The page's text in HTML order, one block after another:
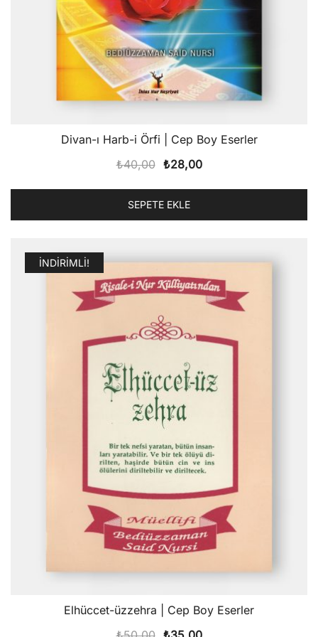
Divan-ı Harb-i Örfi | Cep Boy Eserler
₺40,00 Orijinal
₺40,00.
₺28,00Şu
₺28,00.
SEPETE EKLE
İNDIRIMLI!
Elhüccet-üzzehra | Cep Boy Eserler
OrijinalŞu